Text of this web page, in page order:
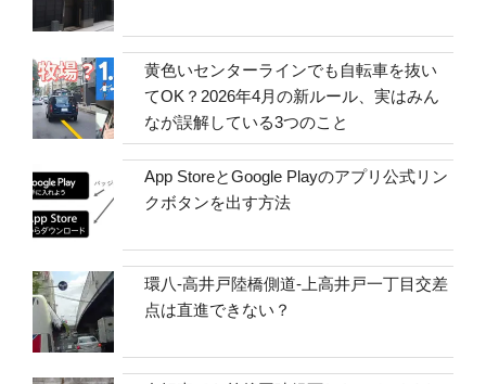
黄色いセンターラインでも自転車を抜い
てOK？2026年4月の新ルール、実はみん
なが誤解している3つのこと
App StoreとGoogle Playのアプリ公式リン
クボタンを出す方法
環八-高井戸陸橋側道-上高井戸一丁目交差
点は直進できない？